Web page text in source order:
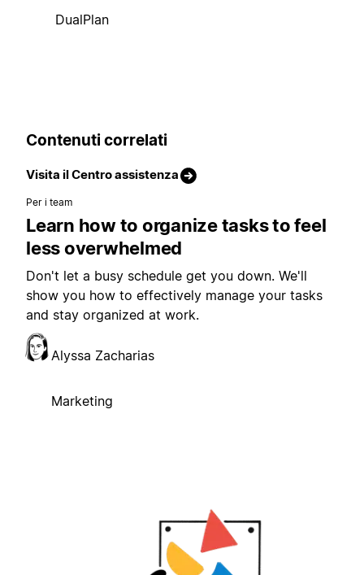
DualPlan
Contenuti correlati
Visita il Centro assistenza
Per i team
Learn how to organize tasks to feel
less overwhelmed
Don't let a busy schedule get you down. We'll
show you how to effectively manage your tasks
and stay organized at work.
Alyssa Zacharias
Marketing